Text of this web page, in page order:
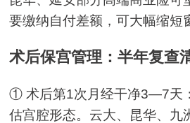
要缴纳自付差额，可大幅缩短
术后保宫管理：半年复查
① 术后第1次月经干净3—7天
估宫腔形态。云大、昆华、九